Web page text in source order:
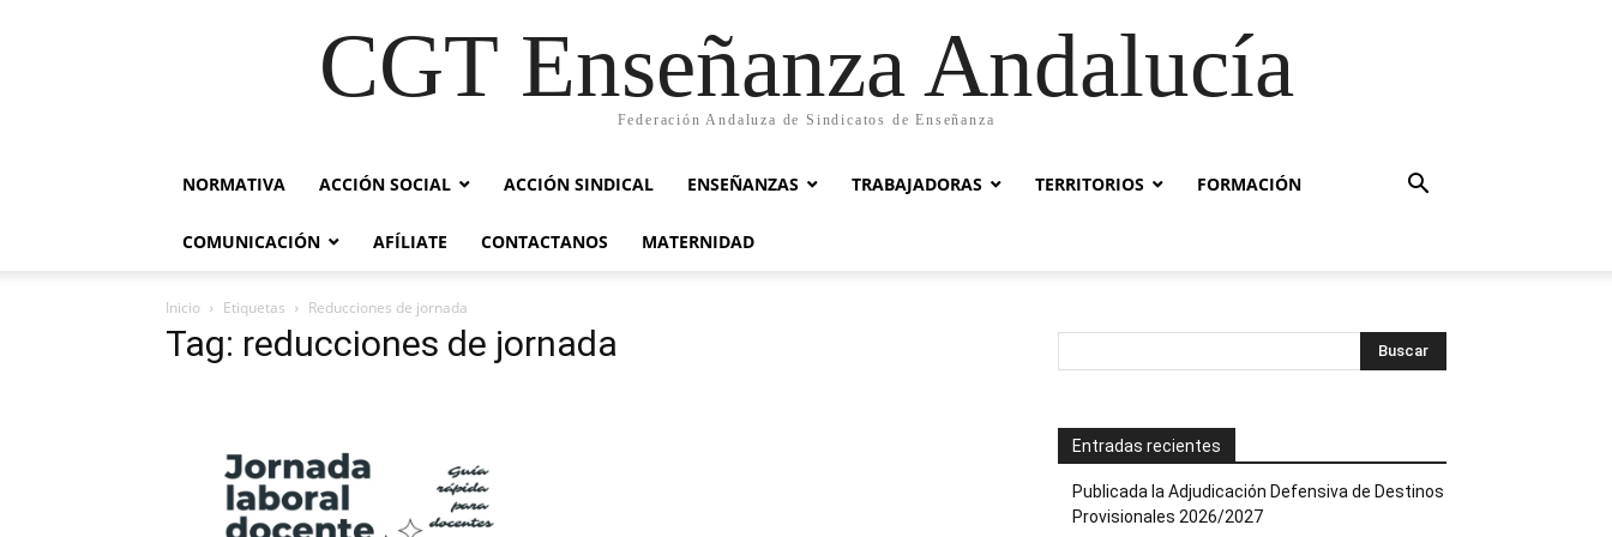
CGT Enseñanza Andalucía
Federación Andaluza de Sindicatos de Enseñanza
NORMATIVA ACCIÓN SOCIAL ACCIÓN SINDICAL ENSEÑANZAS TRABAJADORAS TERRITORIOS FORMACIÓN
COMUNICACIÓN AFÍLIATE CONTACTANOS MATERNIDAD
Inicio Etiquetas Reducciones de jornada
Tag: reducciones de jornada
Entradas recientes
Publicada la Adjudicación Defensiva de Destinos
Provisionales 2026/2027